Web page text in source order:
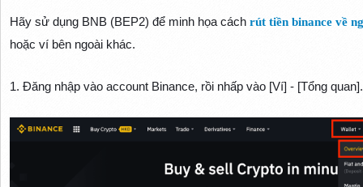
Hãy sử dụng BNB (BEP2) để minh họa cách rút tiền binance về
hoặc ví bên ngoài khác.
1. Đăng nhập vào account Binance, rồi nhấp vào [Ví] - [Tổng quan].